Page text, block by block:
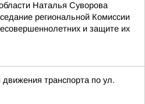
Наталья Суворова
региональной Комиссии
и защите их
транспорта по ул.